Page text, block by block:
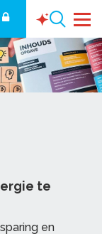
te
en